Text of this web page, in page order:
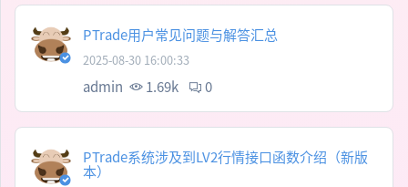
PTrade用户常见问题与解答汇总
2025-08-30 16:00:33
admin 1.69k 0
PTrade系统涉及到LV2行情接口函数介绍（新版
本）